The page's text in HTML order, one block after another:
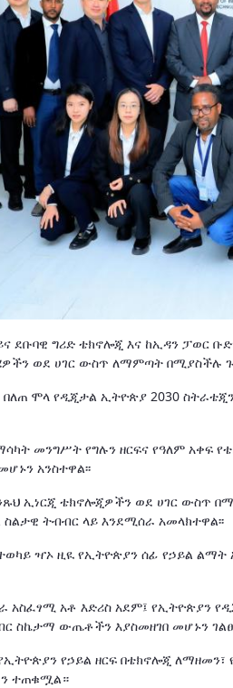
ደቡባዊ ግሪድ ቴክኖሎጂ እና ከኢዳን ፓወር
ወደ ሀገር ውስጥ ለማምጣት በሚያስችሉ
ሞላ የዲጂታል ኢትዮጵያ 2030
መንግሥት የግሉን ዘርፍና የዓለም አቀፍ
አንስተዋል፡፡
ኢነርጂ ቴክኖሎጂዎችን ወደ ሀገር ውስጥ
ትብብር ላይ እንደሚሰራ አመላክተዋል፡፡
ዣኦ ዚዪ የኢትዮጵያን ሰፊ የኃይል
አቶ እድሪስ አደም፤ የኢትዮጵያን
ስኬታማ ውጤቶችን እያስመዘገበ መሆኑን
የኃይል ዘርፍ በቴክኖሎጂ
ተጠቁሟል።